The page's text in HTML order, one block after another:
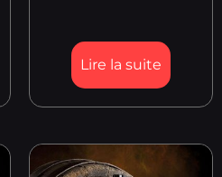
Lire la suite